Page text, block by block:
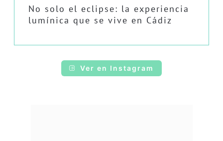
No solo el eclipse: la experiencia
lumínica que se vive en Cádiz
Ver en Instagram